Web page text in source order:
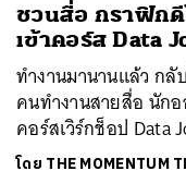
ชวนสื่อ กราฟิกดี
เข้าคอร์ส Data
ทำงานมานานแล้ว ก
คนทำงานสายสื่อ นักอ
คอร์สเวิร์กช็อป Data
โดย THE MOMENTUM